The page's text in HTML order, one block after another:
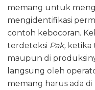
memang untuk
mengidentifikasi
contoh kebocoran.
terdeteksi Pak, ketika
maupun di
langsung oleh
memang harus ada